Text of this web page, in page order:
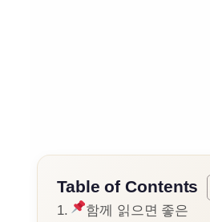
Table of Contents
함께 읽으면 좋은